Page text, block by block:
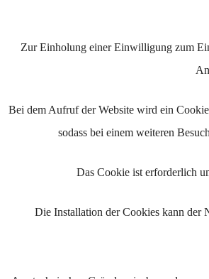
Zur Einholung einer Einwilligung zum
Bei dem Aufruf der Website wird ein
sodass bei einem weiteren
Das Cookie ist erforderlich
Die Installation der Cookies kann der